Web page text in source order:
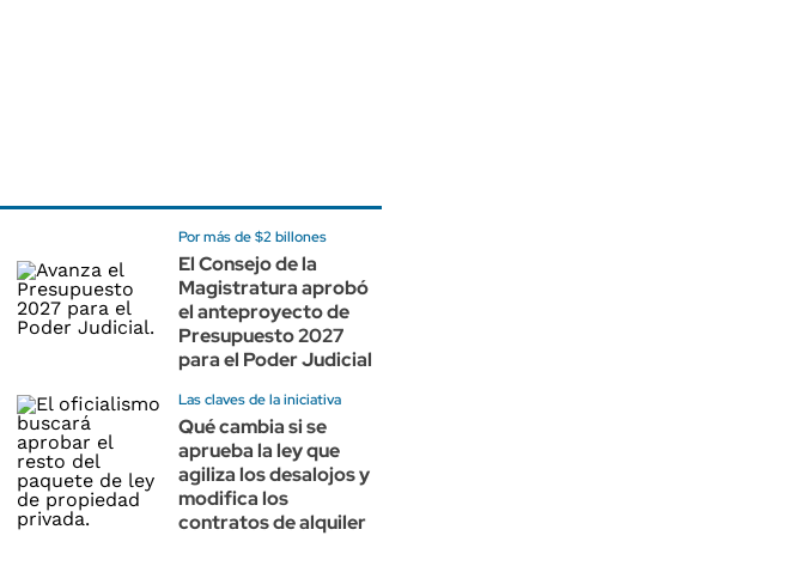
Por más de $2 billones
El Consejo de la
Magistratura aprobó
el anteproyecto de
Presupuesto 2027
para el Poder Judicial
Las claves de la iniciativa
Qué cambia si se
aprueba la ley que
agiliza los desalojos y
modifica los
contratos de alquiler